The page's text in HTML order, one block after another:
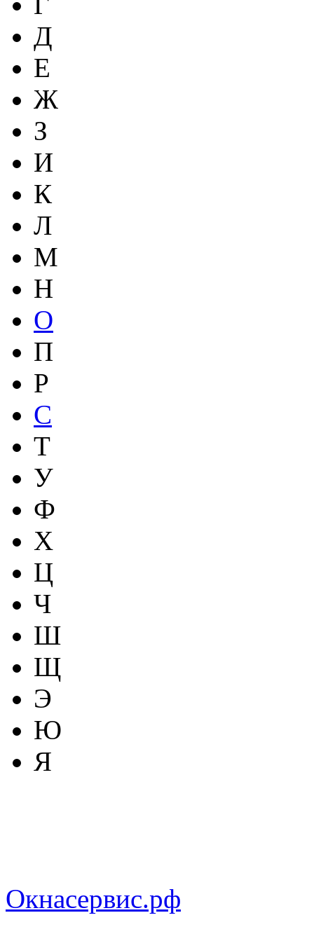
Д
Е
Ж
З
И
К
Л
М
Н
О
П
Р
С
Т
У
Ф
Х
Ц
Ч
Ш
Щ
Э
Ю
Я
Окнасервис.рф